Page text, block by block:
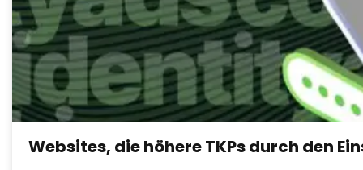
Websites, die höhere TKPs durch den